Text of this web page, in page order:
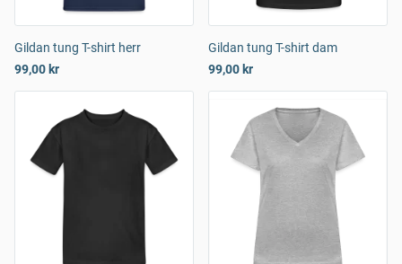
Gildan tung T-shirt herr
99,00 kr
Gildan tung T-shirt dam
99,00 kr